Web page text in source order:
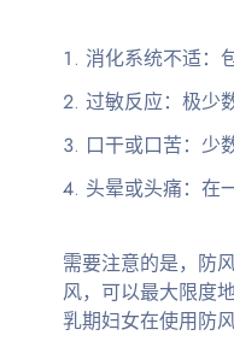
消化系统不适：
过敏反应：极少
口干或口苦：少
头晕或头痛：在
需要注意的是，防
风，可以最大限度
乳期妇女在使用防